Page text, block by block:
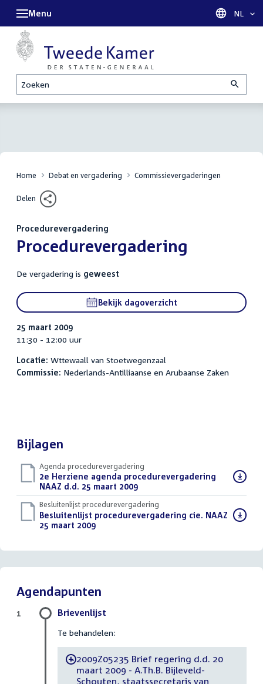
Zoeken
Menu Taal
NL
Home Debat en vergadering Commissievergaderingen
Delen
Procedurevergadering
:Procedurevergadering
De vergadering is geweest
Bekijk dagoverzicht
25 maart 2009
11:30 - 12:00 uur
Locatie: Wttewaall van Stoetwegenzaal
Commissie: Nederlands-Antilliaanse en Arubaanse Zaken
Bijlagen
Agenda procedurevergadering
Download
bestand:
2e Herziene agenda procedurevergadering
NAAZ d.d. 25 maart 2009(PDF)
Besluitenlijst procedurevergadering
Download
bestand:
Besluitenlijst procedurevergadering cie. NAAZ
25 maart 2009(PDF)
Agendapunten
Brievenlijst
Te behandelen:
-2009Z05235 Brief regering d.d. 20
maart 2009 - A.Th.B. Bijleveld-
Schouten, staatssecretaris van
1